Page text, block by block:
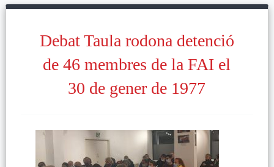
Debat Taula rodona detenció
de 46 membres de la FAI el
30 de gener de 1977